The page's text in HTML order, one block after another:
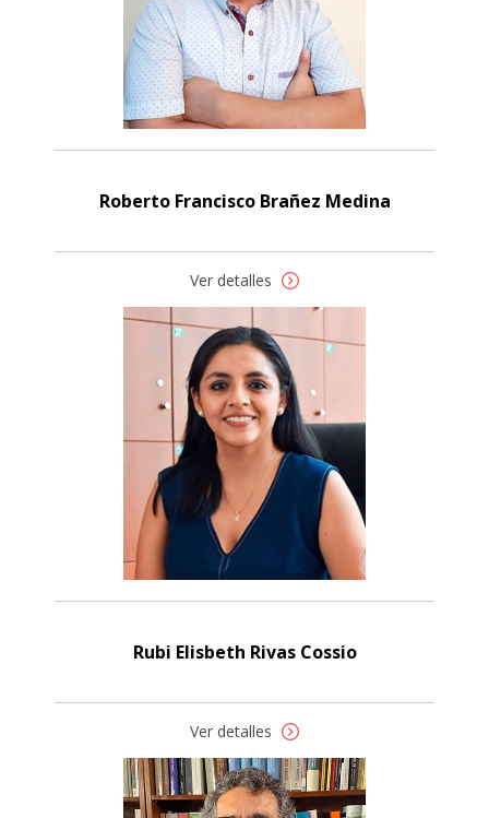
Roberto Francisco Brañez Medina
Ver detalles
Rubi Elisbeth Rivas Cossio
Ver detalles